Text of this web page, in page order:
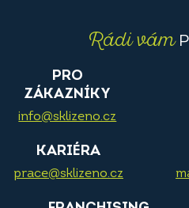
Rádi vám
PRO
ZÁKAZNÍKY
info@sklizeno.cz
KARIÉRA
prace@sklizeno.cz